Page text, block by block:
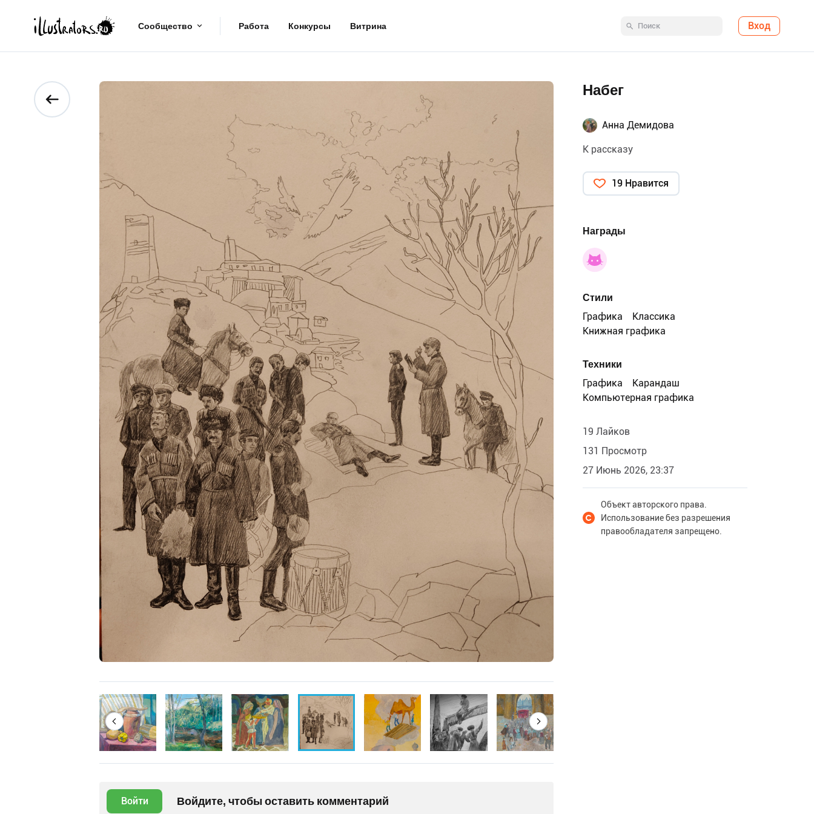
Сообщество Работа Конкурсы Витрина Вход
Войти Войдите, чтобы оставить комментарий
Набег
Анна Демидова
К рассказу
19 Нравится
Награды
Стили
Графика
Классика
Книжная графика
Техники
Графика
Карандаш
Компьютерная графика
19 Лайков
131 Просмотр
27 Июнь 2026, 23:37
Объект авторского права.
Использование без разрешения
правообладателя запрещено.